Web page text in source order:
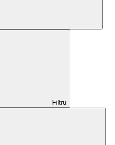
Filtru